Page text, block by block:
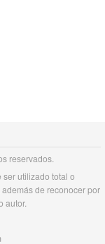
reservados.
utilizado total o
de reconocer por
autor.